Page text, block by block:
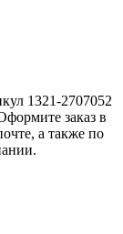
1321-2707052
заказ в
а также по